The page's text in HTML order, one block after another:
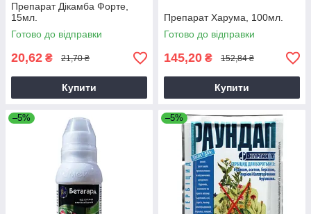
Препарат Дікамба Форте,
15мл.
Готово до відправки
20,62 ₴ 21,70 ₴
Купити
Препарат Харума, 100мл.
Готово до відправки
145,20 ₴ 152,84 ₴
Купити
–5% –5%